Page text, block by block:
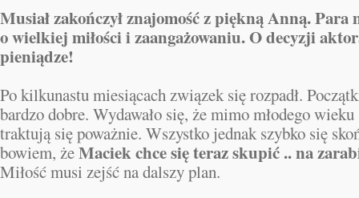
Musiał zakończył znajomość z piękną Anną. Para
o wielkiej miłości i zaangażowaniu. O decyzji
pieniądze!
Po kilkunastu miesiącach związek się rozpadł.
bardzo dobre. Wydawało się, że mimo młodego
traktują się poważnie. Wszystko jednak szybko się
bowiem, żeMaciek chce się teraz skupić .. na
Miłość musi zejść na dalszy plan.